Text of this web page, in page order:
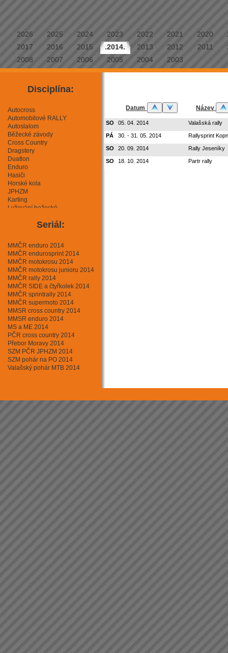
2026 2025 2024 2023 2022 2021 2020
2017
2016 2015 .2014. 2013 2012 2011
2008
2007 2006 2005 2004 2003
Disciplína:
Autocross
Automobilové RALLY
Autoslalom
Běžecké závody
Cross Country
Dragstery
Duatlon
Enduro
Hasiči
Horské kola
JPHZM
Karting
Lyžování bežecké
Motokros
Mushing - psí sprežení
Rally cross country
Rallycross
Silniční moto
Sjezd horských kol
Supermoto
Triathlon
Tuningový sraz
Závody aut. na okruhu
Závody automobilů do vrchu
Seriál:
MMČR enduro 2014
MMČR endurosprint 2014
MMČR motokrosu 2014
MMČR motokrosu junioru 2014
MMČR rally 2014
MMČR SIDE a čtyřkolek 2014
MMČR sprintrally 2014
MMČR supermoto 2014
MMSR cross country 2014
MMSR enduro 2014
MS a ME 2014
PČR cross country 2014
Přebor Moravy 2014
SZM PČR JPHZM 2014
SZM pohár na PO 2014
Valašský pohár MTB 2014
Datum Název
SO 05. 04. 2014 Valašská rally
PÁ 30. - 31. 05. 2014 Rallysprint
SO 20. 09. 2014 Rally Jeseníky
SO 18. 10. 2014 Partr rally